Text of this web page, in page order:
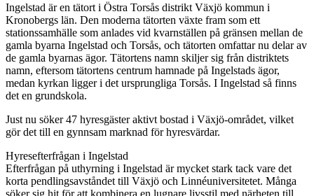
Ingelstad är en tätort i Östra Torsås distrikt Växjö kommun i
Kronobergs län. Den moderna tätorten växte fram som ett
stationssamhälle som anlades vid kvarnställen på gränsen mellan de
gamla byarna Ingelstad och Torsås, och tätorten omfattar nu delar av
de gamla byarnas ägor. Tätortens namn skiljer sig från distriktets
namn, eftersom tätortens centrum hamnade på Ingelstads ägor,
medan kyrkan ligger i det ursprungliga Torsås. I Ingelstad så finns
det en grundskola.
Just nu söker 47 hyresgäster aktivt bostad i Växjö-området, vilket
gör det till en gynnsam marknad för hyresvärdar.
Hyresefterfrågan i Ingelstad
Efterfrågan på uthyrning i Ingelstad är mycket stark tack vare det
korta pendlingsavståndet till Växjö och Linnéuniversitetet. Många
söker sig hit för att kombinera en lugnare livsstil med närheten till